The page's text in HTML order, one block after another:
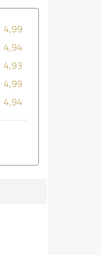
4,99
4,94
4,93
4,99
4,94